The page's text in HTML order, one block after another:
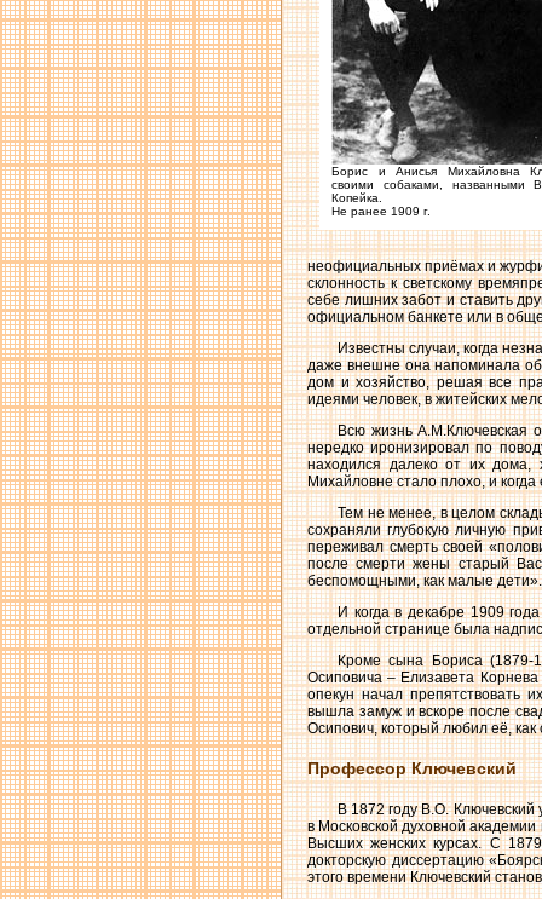
Борис и Анисья Михайловна
своими собаками, названными
Копейка.
Не ранее 1909 г.
неофициальных приёмах и
склонность к светскому
себе лишних забот и ставить
официальном банкете или в
Известны случаи, когда
даже внешне она напоминала
дом и хозяйство, решая все
идеями человек, в житейских
Всю жизнь А.М.Ключевская
нередко иронизировал по
находился далеко от их дома,
Михайловне стало плохо, и
Тем не менее, в целом
сохраняли глубокую личную
переживал смерть своей
после смерти жены старый
беспомощными, как малые дети».
И когда в декабре 1909
отдельной странице была
Кроме сына Бориса (1879-
Осиповича – Елизавета
опекун начал
вышла замуж и вскоре после
Осипович, который любил её,
Профессор Ключевский
В 1872 году В.О. Ключевский
в Московской духовной
Высших женских курсах. С
докторскую диссертацию
этого времени Ключевский